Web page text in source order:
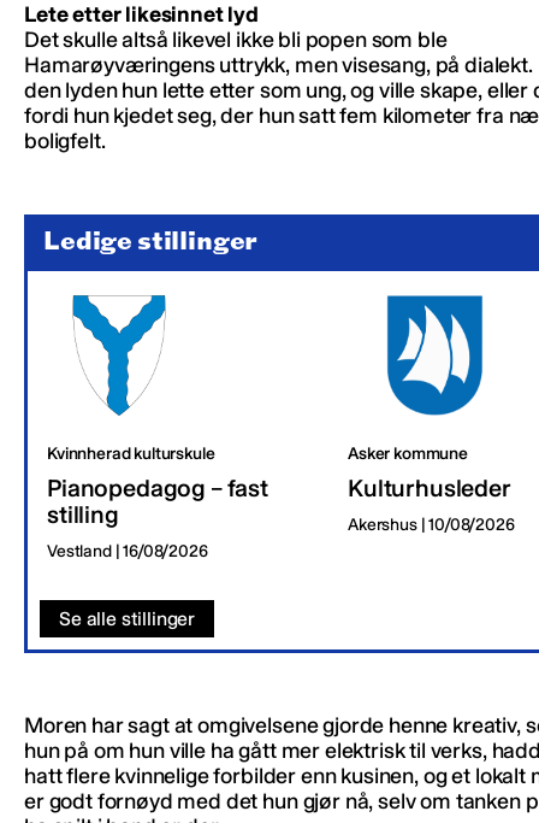
Lete etter likesinnet lyd
Det skulle altså likevel ikke bli popen som ble
Hamarøyværingens uttrykk, men visesang, på dialekt.
den lyden hun lette etter som ung, og ville skape, eller
fordi hun kjedet seg, der hun satt fem kilometer fra
boligfelt.
Ledige stillinger
Kvinnherad kulturskule
Pianopedagog – fast
stilling
Vestland | 16/08/2026
Asker kommune
Kulturhusleder
Akershus | 10/08/2026
Se alle stillinger
Moren har sagt at omgivelsene gjorde henne kreativ,
hun på om hun ville ha gått mer elektrisk til verks,
hatt flere kvinnelige forbilder enn kusinen, og et lokalt
er godt fornøyd med det hun gjør nå, selv om tanken